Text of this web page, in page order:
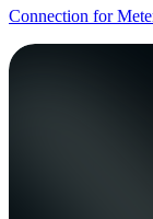
Connection for